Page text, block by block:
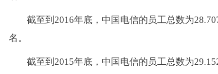
截至到 2016年底，中国电信的员工总数为
名。
截至到 2015年底，中国电信的员工总数为